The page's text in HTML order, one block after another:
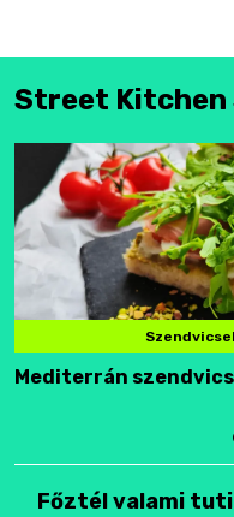
Street Kitchen
Mediterrán
Főztél valami